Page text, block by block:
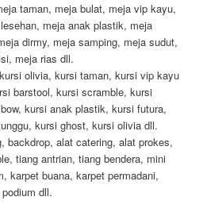
taman, meja bulat, meja vip kayu,
meja anak plastik, meja
dirmy, meja samping, meja sudut,
meja rias dll.
olivia, kursi taman, kursi vip kayu
barstool, kursi scramble, kursi
kursi anak plastik, kursi futura,
kursi ghost, kursi olivia dll.
backdrop, alat catering, alat prokes,
tiang antrian, tiang bendera, mini
karpet buana, karpet permadani,
dll.